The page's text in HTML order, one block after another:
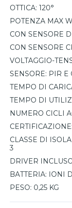
OTTICA: 120°
POTENZA MAX
CON SENSORE
CON SENSORE
VOLTAGGIO-
SENSORE: PIR E
TEMPO DI
TEMPO DI
NUMERO CICLI
CERTIFICAZIONE:
CLASSE DI
3
DRIVER
BATTERIA: IONI
PESO: 0,25 KG